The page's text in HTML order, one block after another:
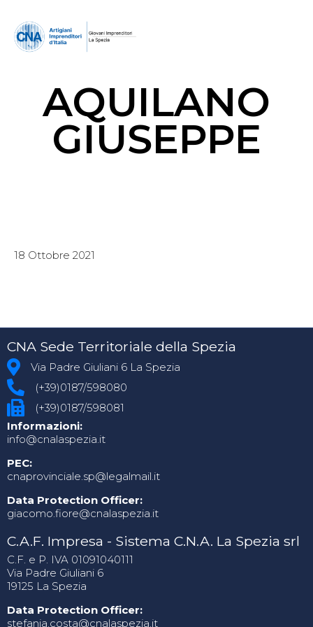
AQUILANO
GIUSEPPE
18 Ottobre 2021
CNA Sede Territoriale della Spezia
Via Padre Giuliani 6 La Spezia
(+39)0187/598080
(+39)0187/598081
Informazioni:
info@cnalaspezia.it
PEC:
cnaprovinciale.sp@legalmail.it
Data Protection Officer:
giacomo.fiore@cnalaspezia.it
C.A.F. Impresa - Sistema C.N.A. La Spezia srl
C.F. e P. IVA 01091040111
Via Padre Giuliani 6
19125 La Spezia
Data Protection Officer:
stefania.costa@cnalaspezia.it